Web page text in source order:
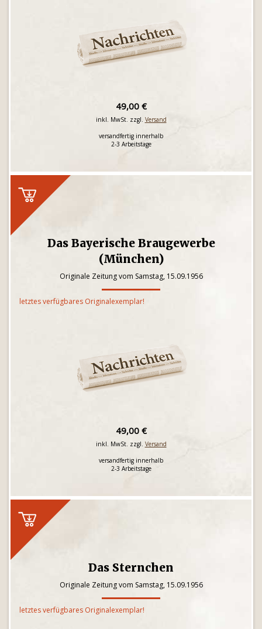
49,00 €
inkl. MwSt. zzgl. Versand
versandfertig innerhalb
2-3 Arbeitstage
Das Bayerische Braugewerbe
(München)
Originale Zeitung vom Samstag, 15.09.1956
letztes verfügbares Originalexemplar!
49,00 €
inkl. MwSt. zzgl. Versand
versandfertig innerhalb
2-3 Arbeitstage
Das Sternchen
Originale Zeitung vom Samstag, 15.09.1956
letztes verfügbares Originalexemplar!